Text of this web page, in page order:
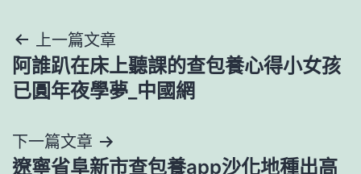
文
章
覽
上一篇文章
阿誰趴在床上聽課的查包養心得小女孩
已圓年夜學夢_中國網
下一篇文章
遼寧省阜新市查包養app沙化地種出高